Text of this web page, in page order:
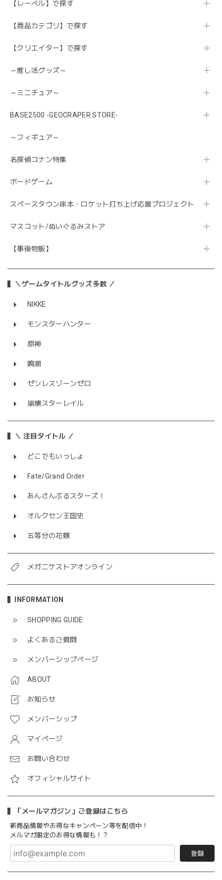
【レーベル】で探す
【商品カテゴリ】で探す
【クリエイター】で探す
～推し活グッズ～
～ミニチュア～
BASE2500 -GEOCRAPER STORE-
～フィギュア～
名探偵コナン特集
ボードゲーム
スペースタウン串本・ロケット打ち上げ応援プロジェクト
マスコット/ぬいぐるみストア
【事後物販】
＼ゲームタイトルグッズ多数 ／
NIKKE
モンスターハンター
原神
鳴潮
ゼンレスゾーンゼロ
崩壊スターレイル
＼ 注目タイトル ／
どこでもいっしょ
Fate/Grand Order
あんさんぶるスターズ！
オルクセン王国史
五等分の花嫁
メガニケストアオンライン
INFORMATION
SHOPPING GUIDE
よくあるご質問
メンバーシップページ
ABOUT
お知らせ
メンバーシップ
マイページ
お問い合わせ
オフィシャルサイト
「メールマガジン」ご登録はこちら
新商品情報やお得なキャンペーン等を配信中！
メルマガ限定のお得な情報も！？
登録